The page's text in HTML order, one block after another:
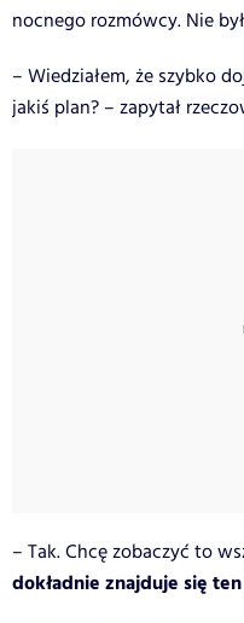
nocnego rozmówcy. Nie
– Wiedziałem, że szybko
jakiś plan? – zapytał
– Tak. Chcę zobaczyć to
dokładnie znajduje się